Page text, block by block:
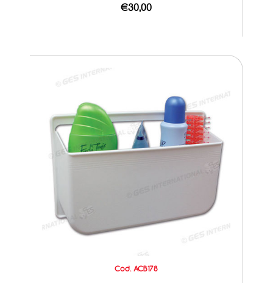
€30,00
Cod. ACB178